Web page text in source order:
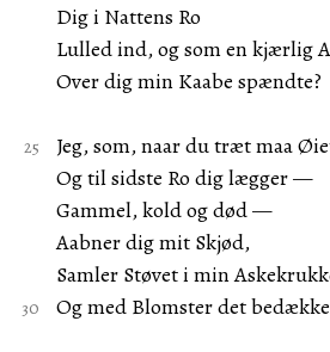
Dig i Nattens Ro
Lulled ind, og som en kjærlig
Over dig min Kaabe spændte?
Jeg, som, naar du træt maa
Og til sidste Ro dig lægger —
Gammel, kold og død —
Aabner dig mit Skjød,
Samler Støvet i min
Og med Blomster det